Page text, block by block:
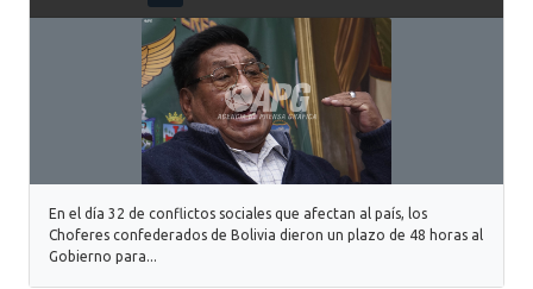
En el día 32 de conflictos sociales que afectan al país, los
Choferes confederados de Bolivia dieron un plazo de 48 horas al
Gobierno para...